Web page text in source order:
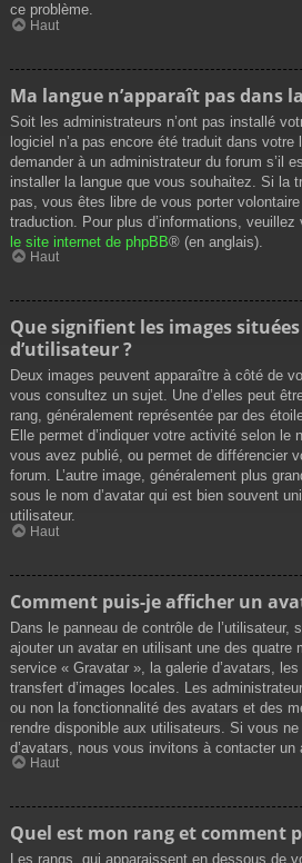
ce problème.
Haut
Ma langue n’apparaît pas dans
Soit les administrateurs n’ont pas installé
logiciel n’a pas encore été traduit dans
demander à un administrateur du forum s’il
installer la langue que vous souhaitez. Si la
pas, vous êtes libre de vous porter
traduction. Pour plus d’informations, veuillez
le site internet de phpBB® (en anglais).
Haut
Que signifient les images
d’utilisateur ?
Deux images peuvent apparaître à côté de
vous consultez un sujet. Une d’elles peut
rang, généralement représentée par des
Elle permet d’indiquer votre activité selon le
vous avez publié, ou permet de différencier
forum. L’autre image, généralement plus
sous le nom d’avatar qui est bien souvent
utilisateur.
Haut
Comment puis-je afficher un
Dans le panneau de contrôle de l’utilisateur,
ajouter un avatar en utilisant une des quatre
service « Gravatar », la galerie d’avatars,
transfert d’images locales. Les
ou non la fonctionnalité des avatars et des
rendre disponible aux utilisateurs. Si vous
d’avatars, nous vous invitons à contacter un
Haut
Quel est mon rang et comment
Les rangs, qui apparaissent en dessous de